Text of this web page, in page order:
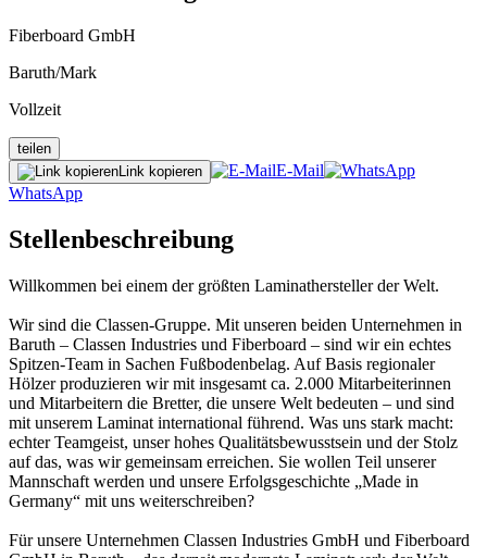
Fiberboard GmbH
Baruth/Mark
Vollzeit
teilen
Link kopieren
E-Mail
WhatsApp
Stellenbeschreibung
Willkommen bei einem der größten Laminathersteller der Welt.
Wir sind die Classen-Gruppe. Mit unseren beiden Unternehmen in
Baruth – Classen Industries und Fiberboard – sind wir ein echtes
Spitzen-Team in Sachen Fußbodenbelag. Auf Basis regionaler
Hölzer produzieren wir mit insgesamt ca. 2.000 Mitarbeiterinnen
und Mitarbeitern die Bretter, die unsere Welt bedeuten – und sind
mit unserem Laminat international führend. Was uns stark macht:
echter Teamgeist, unser hohes Qualitätsbewusstsein und der Stolz
auf das, was wir gemeinsam erreichen. Sie wollen Teil unserer
Mannschaft werden und unsere Erfolgsgeschichte „Made in
Germany“ mit uns weiterschreiben?
Für unsere Unternehmen Classen Industries GmbH und Fiberboard